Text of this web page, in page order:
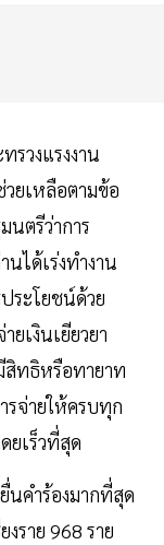
รวงแรงงาน
วยเหลือตามข้อ
นตรีว่าการ
ได้เร่งทำงาน
ระโยชน์ด้วย
ยเงินเยียวยา
สิทธิหรือทายาท
รจ่ายให้ครบทุก
ยเร็วที่สุด
นคำร้องมากที่สุด
ราย 968 ราย